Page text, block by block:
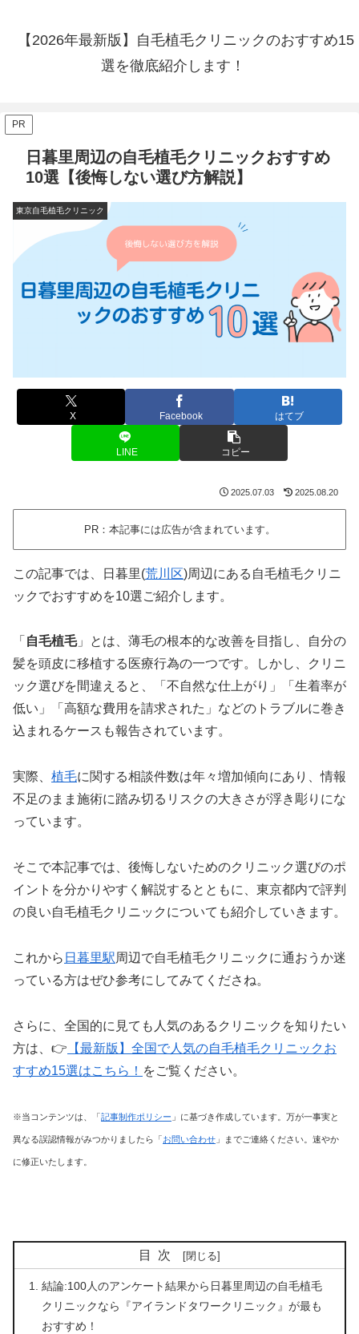
【2026年最新版】自毛植毛クリニックのおすすめ15
選を徹底紹介します！
PR
日暮里周辺の自毛植毛クリニックおすすめ
10選【後悔しない選び方解説】
東京自毛植毛クリニック
X Facebook はてブ
LINE コピー
2025.07.03 2025.08.20
PR：本記事には広告が含まれています。
この記事では、日暮里(荒川区)周辺にある自毛植毛クリニ
ックでおすすめを10選ご紹介します。
「 自毛植毛」とは、薄毛の根本的な改善を目指し、自分の
髪を頭皮に移植する医療行為の一つです。しかし、クリニ
ック選びを間違えると、「不自然な仕上がり」「生着率が
低い」「高額な費用を請求された」などのトラブルに巻き
込まれるケースも報告されています。
実際、 植毛に関する相談件数は年々増加傾向にあり、情報
不足のまま施術に踏み切るリスクの大きさが浮き彫りにな
っています。
そこで本記事では、後悔しないためのクリニック選びのポ
イントを分かりやすく解説するとともに、東京都内で評判
の良い自毛植毛クリニックについても紹介していきます。
これから 日暮里駅周辺で自毛植毛クリニックに通おうか迷
っている方はぜひ参考にしてみてくださね。
さらに、全国的に見ても人気のあるクリニックを知りたい
方は、👉 【最新版】全国で人気の自毛植毛クリニックお
すすめ15選はこちら！ をご覧ください。
※当コンテンツは、「 記事制作ポリシー 」に基づき作成しています。万が一事実と
異なる誤認情報がみつかりましたら「 お問い合わせ 」までご連絡ください。速やか
に修正いたします。
目次
結論:100人のアンケート結果から日暮里周辺の自毛植毛
クリニックなら『アイランドタワークリニック』が最も
おすすめ！